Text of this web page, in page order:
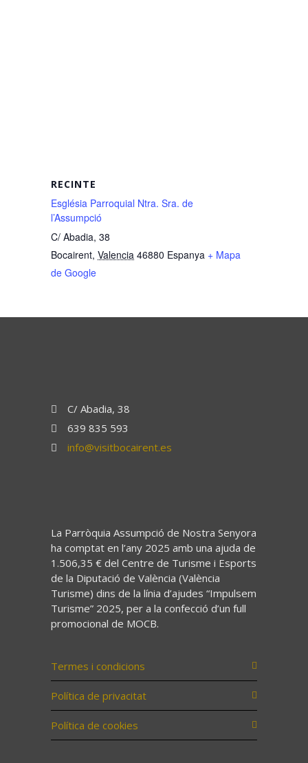
RECINTE
Església Parroquial Ntra. Sra. de
l’Assumpció
C/ Abadia, 38
Bocairent, Valencia 46880 Espanya + Mapa
de Google
C/ Abadia, 38
639 835 593
info@visitbocairent.es
La Parròquia Assumpció de Nostra Senyora
ha comptat en l’any 2025 amb una ajuda de
1.506,35 € del Centre de Turisme i Esports
de la Diputació de València (València
Turisme) dins de la línia d’ajudes “Impulsem
Turisme” 2025, per a la confecció d’un full
promocional de MOCB.
Termes i condicions
Política de privacitat
Política de cookies